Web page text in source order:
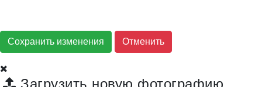
Сохранить изменения
Загрузить новую фотографию